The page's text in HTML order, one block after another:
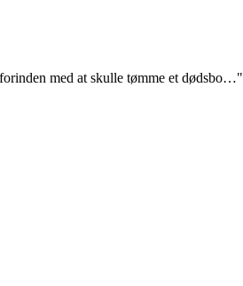
med at skulle tømme et dødsbo…"